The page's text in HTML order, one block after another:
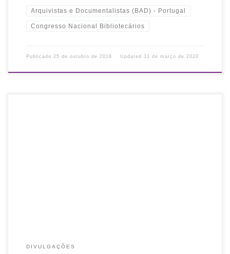
Arquivistas e Documentalistas (BAD) - Portugal
Congresso Nacional Bibliotecários
Publicado 25 de outubro de 2018 Updated 31 de março de 2020
DIVULGAÇÕES